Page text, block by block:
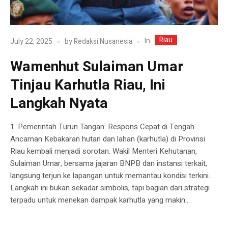
July 22, 2025 byRedaksi Nusanesia In Riau
Wamenhut Sulaiman Umar
Tinjau Karhutla Riau, Ini
Langkah Nyata
1. Pemerintah Turun Tangan: Respons Cepat di Tengah
Ancaman Kebakaran hutan dan lahan (karhutla) di Provinsi
Riau kembali menjadi sorotan. Wakil Menteri Kehutanan,
Sulaiman Umar, bersama jajaran BNPB dan instansi terkait,
langsung terjun ke lapangan untuk memantau kondisi terkini.
Langkah ini bukan sekadar simbolis, tapi bagian dari strategi
terpadu untuk menekan dampak karhutla yang makin...